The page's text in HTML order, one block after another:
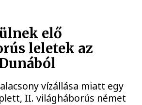
elő
leletek az
vízállása miatt egy
II. világháborús német